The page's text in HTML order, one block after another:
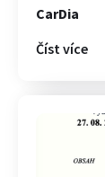
CarDia
Číst více